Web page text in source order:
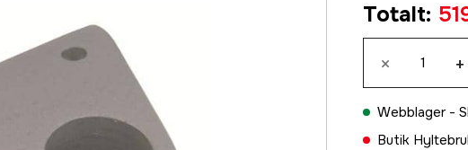
Totalt:
× +
Webblager -
Butik